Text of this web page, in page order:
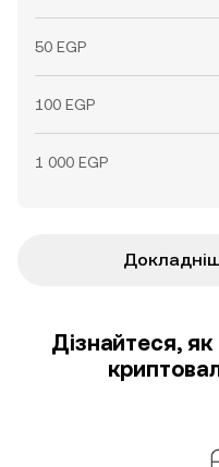
50 EGP
100 EGP
1 000 EGP
Дізнайтеся,